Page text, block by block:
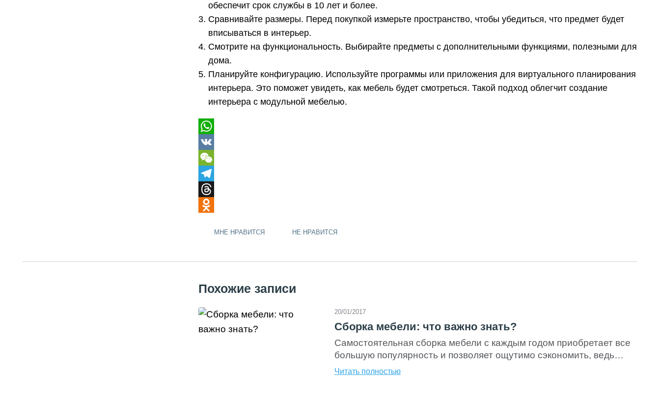
обеспечит срок службы в 10 лет и более.
Сравнивайте размеры. Перед покупкой измерьте пространство, чтобы убедиться, что предмет будет
вписываться в интерьер.
Смотрите на функциональность. Выбирайте предметы с дополнительными функциями, полезными для
дома.
Планируйте конфигурацию. Используйте программы или приложения для виртуального планирования
интерьера. Это поможет увидеть, как мебель будет смотреться. Такой подход облегчит создание
интерьера с модульной мебелью.
WhatsApp
VK
WeChat
Telegram
Threads
МНЕ НРАВИТСЯ НЕ НРАВИТСЯ
Похожие записи
20/01/2017
Сборка мебели: что важно знать?
Самостоятельная сборка мебели с каждым годом приобретает все
большую популярность и позволяет ощутимо сэкономить, ведь
цены на многие изделия неприятно поражают своей стоимостью, и
Читать полностью